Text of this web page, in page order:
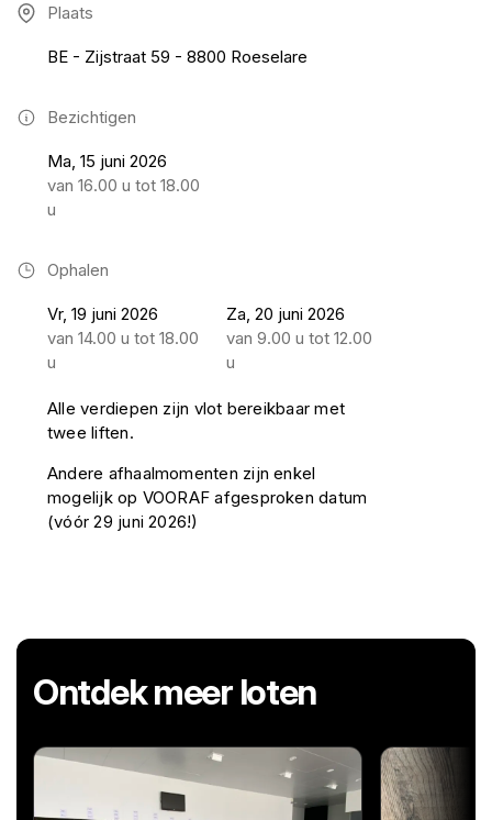
Plaats
BE - Zijstraat 59 - 8800 Roeselare
Bezichtigen
Ma, 15 juni 2026
van 16.00 u tot 18.00
u
Ophalen
Vr, 19 juni 2026
van 14.00 u tot 18.00
u
Za, 20 juni 2026
van 9.00 u tot 12.00
u
Alle verdiepen zijn vlot bereikbaar met
twee liften.
Andere afhaalmomenten zijn enkel
mogelijk op VOORAF afgesproken datum
(vóór 29 juni 2026!)
Ontdek meer loten